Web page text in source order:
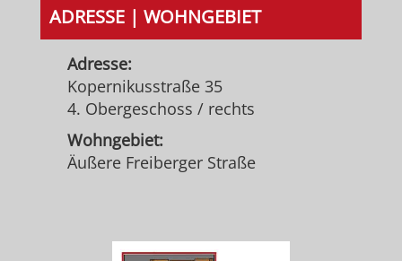
ADRESSE | WOHNGEBIET
Adresse:
Kopernikusstraße 35
4. Obergeschoss / rechts
Wohngebiet:
Äußere Freiberger Straße